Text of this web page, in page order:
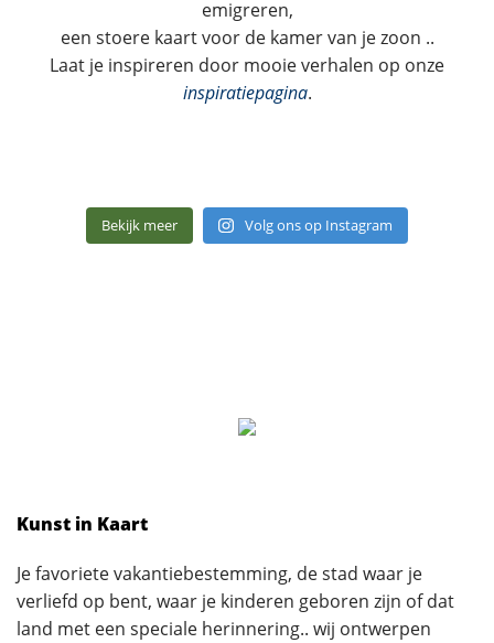
emigreren,
een stoere kaart voor de kamer van je zoon ..
Laat je inspireren door mooie verhalen op onze
inspiratiepagina.
Bekijk meer Volg ons op Instagram
Kunst in Kaart
Je favoriete vakantiebestemming, de stad waar je
verliefd op bent, waar je kinderen geboren zijn of dat
land met een speciale herinnering.. wij ontwerpen